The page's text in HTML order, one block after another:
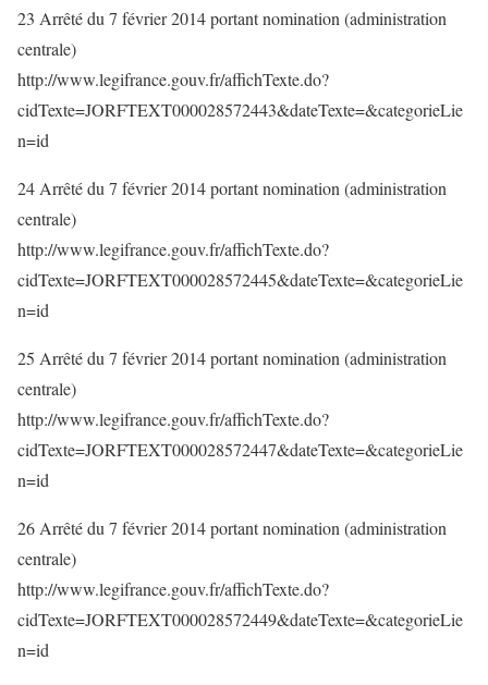
23 Arrêté du 7 février 2014 portant nomination (administration
centrale)
http://www.legifrance.gouv.fr/affichTexte.do?
cidTexte=JORFTEXT000028572443&dateTexte=&categorieLie
n=id
24 Arrêté du 7 février 2014 portant nomination (administration
centrale)
http://www.legifrance.gouv.fr/affichTexte.do?
cidTexte=JORFTEXT000028572445&dateTexte=&categorieLie
n=id
25 Arrêté du 7 février 2014 portant nomination (administration
centrale)
http://www.legifrance.gouv.fr/affichTexte.do?
cidTexte=JORFTEXT000028572447&dateTexte=&categorieLie
n=id
26 Arrêté du 7 février 2014 portant nomination (administration
centrale)
http://www.legifrance.gouv.fr/affichTexte.do?
cidTexte=JORFTEXT000028572449&dateTexte=&categorieLie
n=id